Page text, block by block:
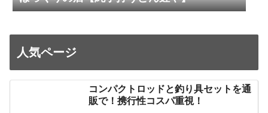
人気ページ
コンパクトロッドと釣り具セットを通
販で！携行性コスパ重視！